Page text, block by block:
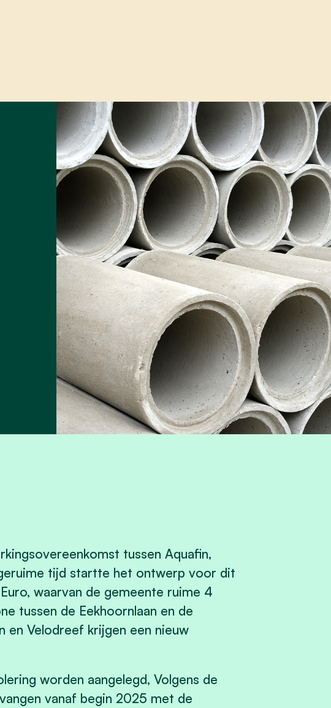
in de startblokken!
tussen Aquafin,
tijd startte het ontwerp voor dit
waarvan de gemeente ruime 4
tussen de Eekhoornlaan en de
en Velodreef krijgen een nieuw
worden aangelegd, Volgens de
vanaf begin 2025 met de